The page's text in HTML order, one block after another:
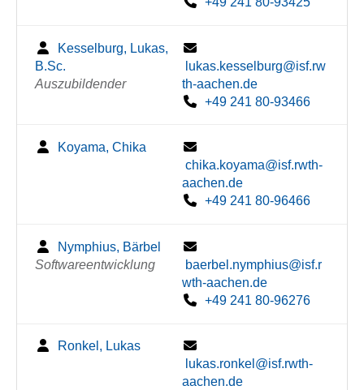
Kesselburg, Lukas,
B.Sc.
Auszubildender
lukas.kesselburg@isf.rw
th-aachen.de
+49 241 80-93466
Koyama, Chika
chika.koyama@isf.rwth-
aachen.de
+49 241 80-96466
Nymphius, Bärbel
Softwareentwicklung
baerbel.nymphius@isf.r
wth-aachen.de
+49 241 80-96276
Ronkel, Lukas
lukas.ronkel@isf.rwth-
aachen.de